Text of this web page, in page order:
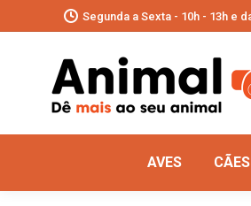
Segunda a Sexta - 10h - 13h e
AVES CÃES